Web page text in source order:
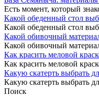
Есть момент, который
Какой обеденный стол
Какой обеденный стол
Какой обивочный
Какой обивочный
Как красить меловой
Как красить меловой
Какую скатерть выбрать
Какую скатерть выбрать
Поиск